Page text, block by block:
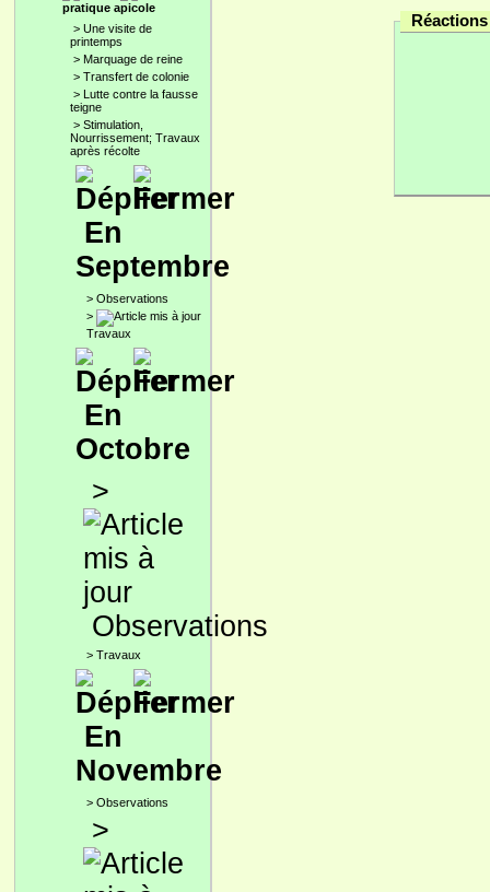
pratique apicole
> Une visite de
printemps
> Marquage de reine
> Transfert de colonie
> Lutte contre la fausse
teigne
> Stimulation,
Nourrissement; Travaux
après récolte
En
Septembre
> Observations
>
Travaux
En
Octobre
>
Observations
> Travaux
En
Novembre
> Observations
>